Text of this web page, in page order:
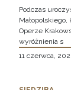
Podczas
Małopolskiego,
Operze
wyróżnienia s
11 czerwca,